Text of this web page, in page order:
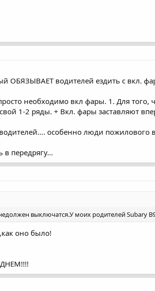
ОБЯЗЫВАЕТ водителей ездить с вкл.
необходимо вкл фары. 1. Для того,
свой 1-2 ряды. + Вкл. фары заставляют
особенно люди пожилового
передрягу...
выключатся.У моих родителей Subary
оно было!
ДНЕМ!!!!